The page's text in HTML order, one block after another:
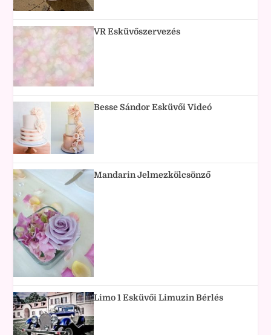
VR Esküvőszervezés
Besse Sándor Esküvői Videó
Mandarin Jelmezkölcsönző
Limo 1 Esküvői Limuzin Bérlés